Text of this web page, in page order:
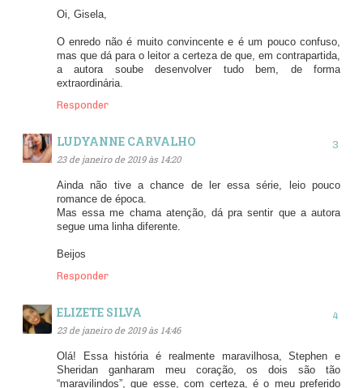
Oi, Gisela,
O enredo não é muito convincente e é um pouco confuso,
mas que dá para o leitor a certeza de que, em contrapartida,
a autora soube desenvolver tudo bem, de forma
extraordinária.
Responder
LUDYANNE CARVALHO
23 de janeiro de 2019 às 14:20
Ainda não tive a chance de ler essa série, leio pouco
romance de época.
Mas essa me chama atenção, dá pra sentir que a autora
segue uma linha diferente.
Beijos
Responder
ELIZETE SILVA
23 de janeiro de 2019 às 14:46
Olá! Essa história é realmente maravilhosa, Stephen e
Sheridan ganharam meu coração, os dois são tão
“maravilindos”, que esse, com certeza, é o meu preferido